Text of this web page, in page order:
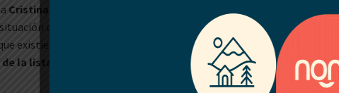
Cristina Kirchner
de los avales y otras formalidades en la
existieron “una serie de actos elocuentes que
la lista contraria
buscando proscribir a